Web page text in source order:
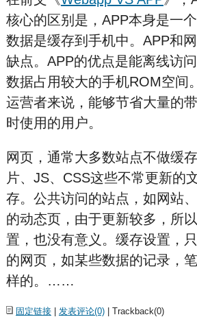
核心的区别是，APP本身是一
数据是缓存到手机中。APP和
缺点。APP的优点是能离线访
数据占用较大的手机ROM空间
运营者来说，能够节省大量的
时使用的用户。
网页，通常大多数站点不做缓
片、JS、CSS这些不常更新的
存。公共访问的站点，如网站
的动态页，由于更新较多，所
置，也没有意义。缓存设置，
的网页，如某些数据的记录，
样的。……
固定链接| 发表评论(0)| Trackback(0)